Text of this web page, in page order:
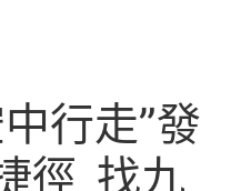
行走”發
徑_找九